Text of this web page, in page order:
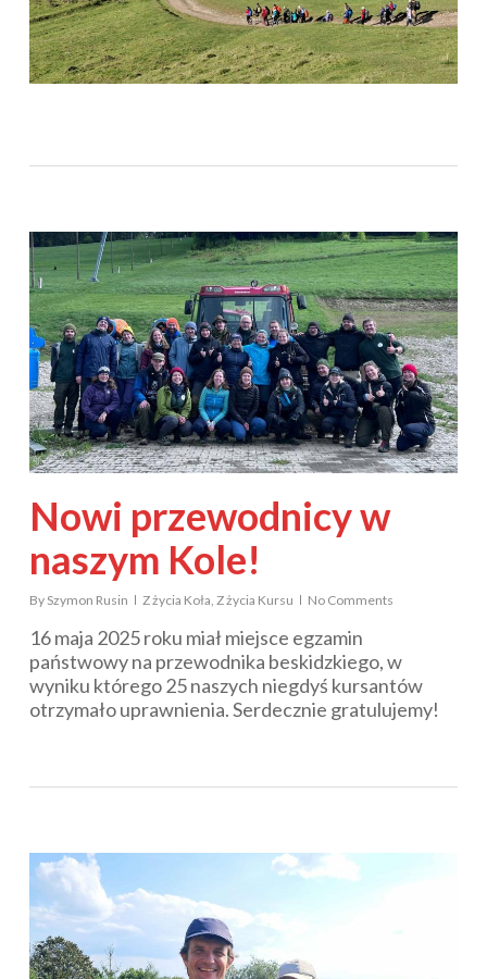
Nowi przewodnicy w
naszym Kole!
By Szymon Rusin Z życia Koła, Z życia Kursu No Comments
16 maja 2025 roku miał miejsce egzamin
państwowy na przewodnika beskidzkiego, w
wyniku którego 25 naszych niegdyś kursantów
otrzymało uprawnienia. Serdecznie gratulujemy!